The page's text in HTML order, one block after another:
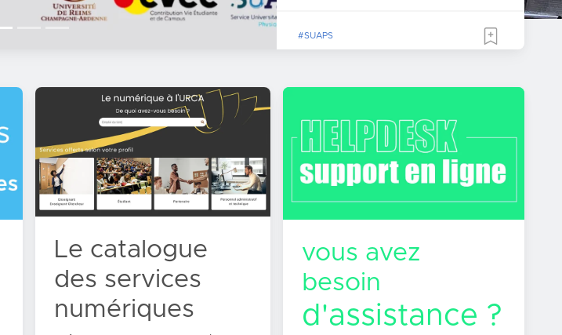
#SCOLARITE
Le catalogue
des services
numériques
vous avez
besoin
d'assistance ?